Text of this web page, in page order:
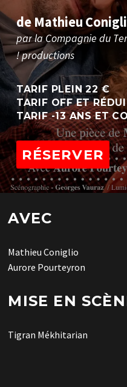
de MathieuConigli
parlaCompagnie du Ter
!productions
TARIF PLEIN 22 €
TARIF OFF ET
TARIF -13 ANS ET
RÉSERVER
AVEC
Mathieu Coniglio
Aurore Pourteyron
MISE EN
Tigran Mékhitarian